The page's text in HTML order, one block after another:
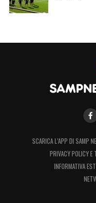
SCARICA L’APP DI SAMP
PRIVACY POLICY E
INFORMATIVA